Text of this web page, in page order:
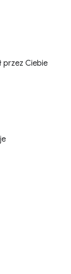
przez Ciebie